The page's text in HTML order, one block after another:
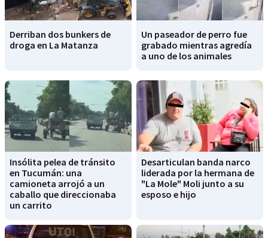
Derriban dos bunkers de
droga en La Matanza
Un paseador de perro fue
grabado mientras agredía
a uno de los animales
Insólita pelea de tránsito
en Tucumán: una
camioneta arrojó a un
caballo que direccionaba
un carrito
Desarticulan banda narco
liderada por la hermana de
"La Mole" Moli junto a su
esposo e hijo